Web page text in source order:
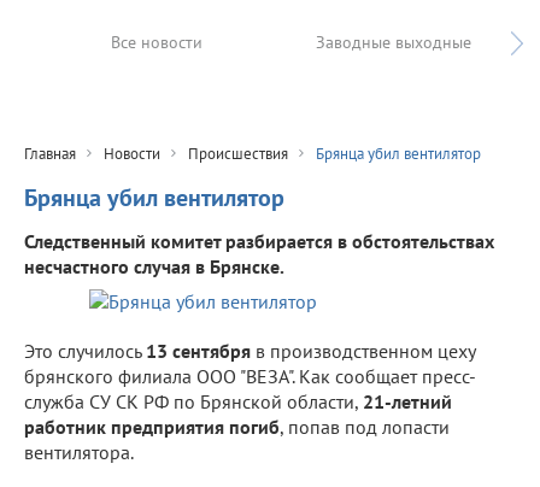
Все новости Заводные выходные
Главная Новости Происшествия Брянца убил вентилятор
Брянца убил вентилятор
Следственный комитет разбирается в обстоятельствах
несчастного случая в Брянске.
Это случилось 13 сентября в производственном цеху
брянского филиала ООО "ВЕЗА". Как сообщает пресс-
служба СУ СК РФ по Брянской области, 21-летний
работник предприятия погиб, попав под лопасти
вентилятора.